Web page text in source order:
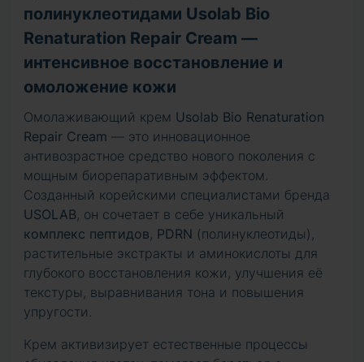
полинуклеотидами Usolab Bio
Renaturation Repair Cream —
интенсивное восстановление и
омоложение кожи
Омолаживающий крем Usolab Bio Renaturation
Repair Cream — это инновационное
антивозрастное средство нового поколения с
мощным биорепаративным эффектом.
Созданный корейскими специалистами бренда
USOLAB, он сочетает в себе уникальный
комплекс пептидов, PDRN (полинуклеотиды),
растительные экстракты и аминокислоты для
глубокого восстановления кожи, улучшения её
текстуры, выравнивания тона и повышения
упругости.
Крем активизирует естественные процессы